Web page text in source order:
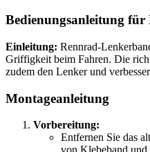
Bedienungsanleitung
Einleitung: Rennrad-
Griffigkeit beim Fahren. Die
zudem den Lenker und
Montageanleitung
Vorbereitung:
Entfernen Sie das